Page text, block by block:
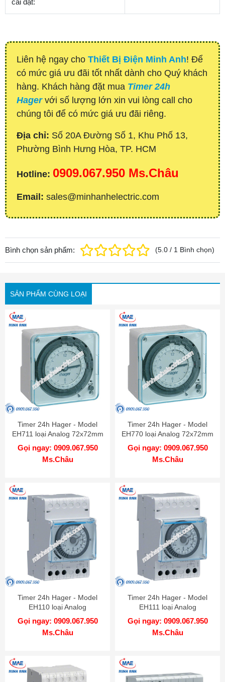
Liên hệ ngay cho Thiết Bị Điện Minh Anh! Để
có mức giá ưu đãi tốt nhất dành cho Quý khách
hàng. Khách hàng đặt mua Timer 24h
Hagervới số lượng lớn xin vui lòng call cho
chúng tôi để có mức giá ưu đãi riêng.
Địa chỉ: Số 20A Đường Số 1, Khu Phố 13,
Phường Bình Hưng Hòa, TP. HCM
Hotline: 0909.067.950 Ms.Châu
Email: sales@minhanhelectric.com
Bình chọn sản phẩm: (5.0 / 1 Bình chọn)
SẢN PHẨM CÙNG LOẠI
Timer 24h Hager - Model
EH711 loại Analog 72x72mm
Gọi ngay: 0909.067.950
Ms.Châu
Timer 24h Hager - Model
EH770 loại Analog 72x72mm
Gọi ngay: 0909.067.950
Ms.Châu
Timer 24h Hager - Model
EH110 loại Analog
Gọi ngay: 0909.067.950
Ms.Châu
Timer 24h Hager - Model
EH111 loại Analog
Gọi ngay: 0909.067.950
Ms.Châu